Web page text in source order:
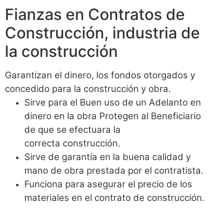
Fianzas en Contratos de
Construcción, industria de
la construcción
Garantizan el dinero, los fondos otorgados y
concedido para la construcción y obra.
Sirve para el Buen uso de un Adelanto en
dinero en la obra Protegen al Beneficiario
de que se efectuara la
correcta construcción.
Sirve de garantía en la buena calidad y
mano de obra prestada por el contratista.
Funciona para asegurar el precio de los
materiales en el contrato de construcción.